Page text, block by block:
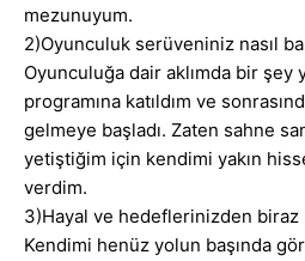
mezunuyum.
2)Oyunculuk serüveniniz nasıl
Oyunculuğa dair aklımda bir şey
programına katıldım ve
gelmeye başladı. Zaten sahne
yetiştiğim için kendimi yakın
verdim.
3)Hayal ve hedeflerinizden
Kendimi henüz yolun başında